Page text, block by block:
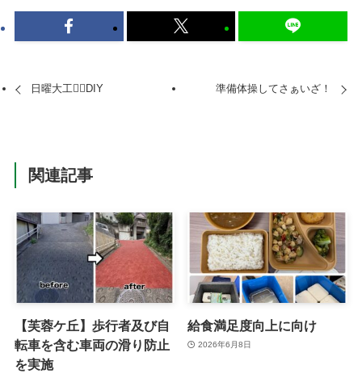
日曜大工👷‍♂️DIY 準備体操してさぁいざ！
関連記事
【芙蓉ケ丘】歩行者及び自
転車を含む車両の滑り防止
を実施
給食満足度向上に向け
2026年6月8日